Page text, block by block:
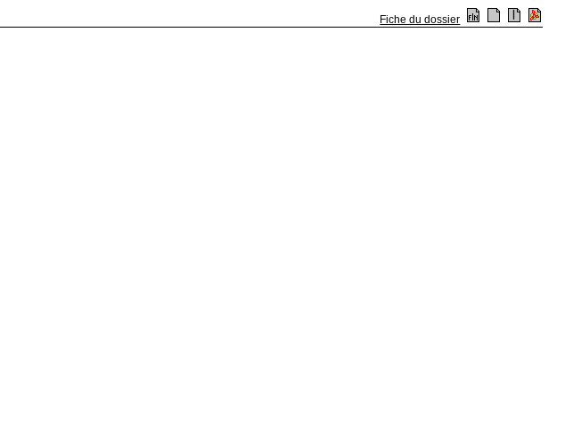
Fiche du dossier